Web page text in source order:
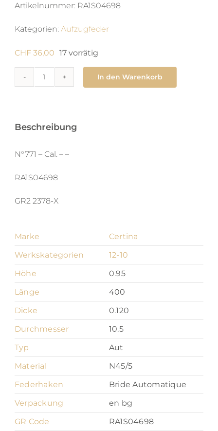
Artikelnummer: RA1S04698
Kategorien: Aufzugfeder
CHF36,00 17 vorrätig
x
X
X
Menge
In den Warenkorb
Beschreibung
N°771 – Cal. – –
RA1S04698
GR2 2378-X
Marke
Certina
Werkskategorien
12-10
Höhe
0.95
Länge
400
Dicke
0.120
Durchmesser
10.5
Typ
Aut
Material
N45/5
Federhaken
Bride Automatique
Verpackung
en bg
GR Code
RA1S04698